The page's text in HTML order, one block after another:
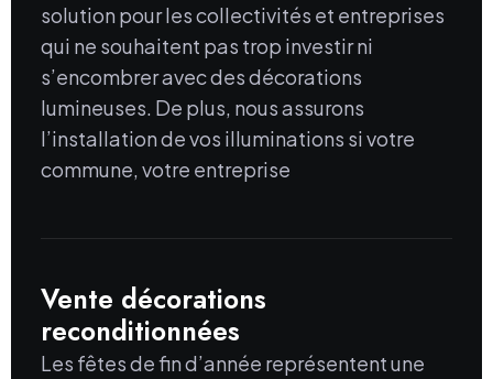
solution pour les collectivités et entreprises
qui ne souhaitent pas trop investir ni
s’encombrer avec des décorations
lumineuses. De plus, nous assurons
l’installation de vos illuminations si votre
commune, votre entreprise
Vente décorations
reconditionnées
Les fêtes de fin d’année représentent une